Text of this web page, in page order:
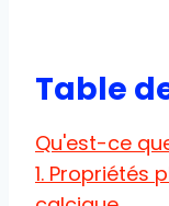
Table
Qu'est-ce
1. Propriétés